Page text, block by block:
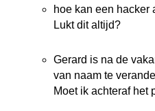
hoe kan een hacker
Lukt dit altijd?
Gerard is na de
van naam te
Moet ik achteraf het